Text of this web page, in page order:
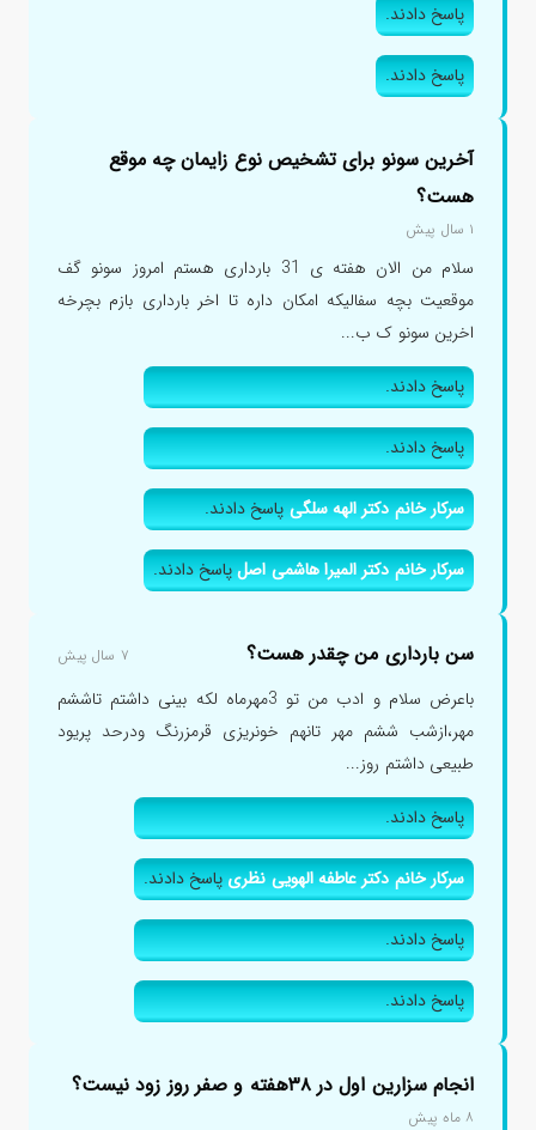
پاسخ دادند.
پاسخ دادند.
آخرین سونو برای تشخیص نوع زایمان چه موقع
هست؟
۱ سال پیش
سلام من الان هفته ی 31 بارداری هستم امروز سونو گف
موقعیت بچه سفالیکه امکان داره تا اخر بارداری بازم بچرخه
اخرین سونو ک ب...
پاسخ دادند.
پاسخ دادند.
سرکار خانم دکتر الهه سلگیپاسخ دادند.
سرکار خانم دکتر المیرا هاشمی اصلپاسخ دادند.
سن بارداری من چقدر هست؟ ۷ سال پیش
باعرض سلام و ادب من تو 3مهرماه لکه بینی داشتم تاششم
مهر،ازشب ششم مهر تانهم خونریزی قرمزرنگ ودرحد پریود
طبیعی داشتم روز...
پاسخ دادند.
سرکار خانم دکتر عاطفه الهویی نظریپاسخ دادند.
پاسخ دادند.
پاسخ دادند.
انجام سزارین اول در ۳۸هفته و صفر روز زود نیست؟
۸ ماه پیش